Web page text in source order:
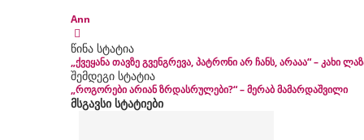
Ann
წინა სტატია
„ქვეყანა თავზე გვენგრევა, პატრონი არ ჩანს, არააა“ – კახი
შემდეგი სტატია
„როგორები არიან ზრდასრულები?“ – მერაბ მამარდაშვილი
მსგავსი სტატიები